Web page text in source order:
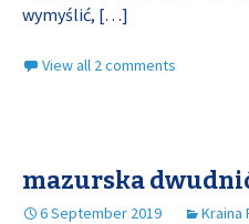
wymyślić, […]
View all 2 comments
mazurska
6 September 2019 Kraina